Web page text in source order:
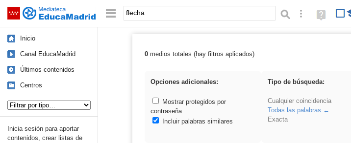
Saltar navegación Palabra o frase: Búsqueda avanzada
Ayuda
(en
Inicio
Canal EducaMadrid
Últimos contenidos
Centros
Inicia sesión para aportar
contenidos, crear listas de
Resultados de: flecha
0medios totales (hay filtros aplicados)
Opciones adicionales:
Mostrar protegidos por
contraseña
Incluir palabras similares
Tipo de búsqueda:
Cualquier coincidencia
Todas las palabras
Exacta